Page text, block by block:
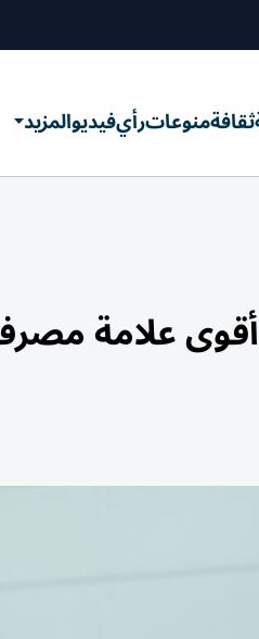
ثقافةمنوعاترأيفيديوالمزيد
علامة